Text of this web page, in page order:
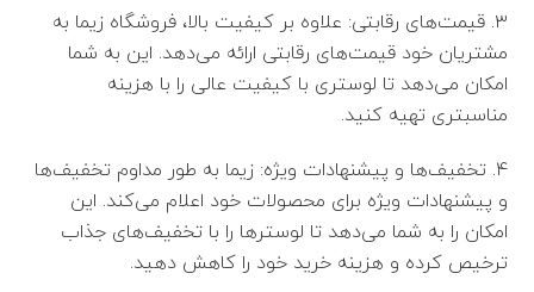
۳. قیمت‌های رقابتی: علاوه بر کیفیت بالا، فروشگاه زیما به
مشتریان خود قیمت‌های رقابتی ارائه می‌دهد. این به شما
امکان می‌دهد تا لوستری با کیفیت عالی را با هزینه
مناسبتری تهیه کنید.
۴. تخفیف‌ها و پیشنهادات ویژه: زیما به طور مداوم تخفیف‌ها
و پیشنهادات ویژه برای محصولات خود اعلام می‌کند. این
امکان را به شما می‌دهد تا لوسترها را با تخفیف‌های جذاب
ترخیص کرده و هزینه خرید خود را کاهش دهید.